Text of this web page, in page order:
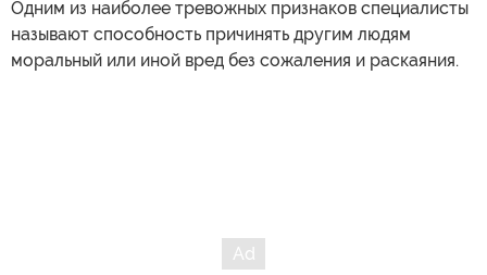
Одним из наиболее тревожных признаков специалисты
называют способность причинять другим людям
моральный или иной вред без сожаления и раскаяния.